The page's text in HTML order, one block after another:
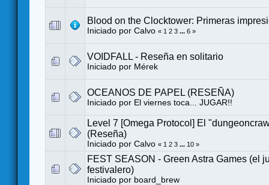
Blood on the Clocktower: Primeras
Iniciado por Calvo « 1 2 3 ... 6 »
VOIDFALL - Reseña en solitario
Iniciado por Mérek
OCEANOS DE PAPEL (RESEÑA)
Iniciado por El viernes toca... JUGAR!!
Level 7 [Omega Protocol] El
(Reseña)
Iniciado por Calvo « 1 2 3 ... 10 »
FEST SEASON - Green Astra Games (el
festivalero)
Iniciado por board_brew